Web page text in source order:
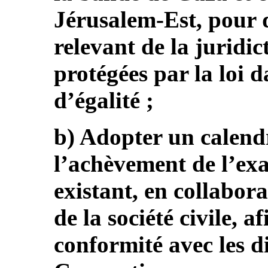
Jérusalem-Est, pour
relevant de la
protégées par la loi
d’égalité ;
b) Adopter un
l’achèvement de
existant, en
de la société civile,
conformité avec les